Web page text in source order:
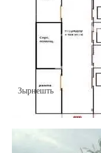
Зырнешть